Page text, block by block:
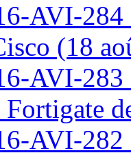
AVI-
(18
AVI-
AVI-